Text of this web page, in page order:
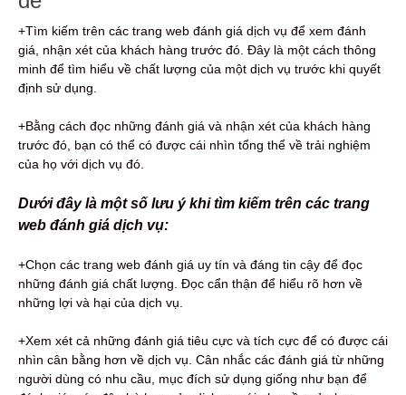
+Tìm kiếm trên các trang web đánh giá dịch vụ để xem đánh
giá, nhận xét của khách hàng trước đó. Đây là một cách thông
minh để tìm hiểu về chất lượng của một dịch vụ trước khi quyết
định sử dụng.
+Bằng cách đọc những đánh giá và nhận xét của khách hàng
trước đó, bạn có thể có được cái nhìn tổng thể về trải nghiệm
của họ với dịch vụ đó.
Dưới đây là một số lưu ý khi tìm kiếm trên các trang
web đánh giá dịch vụ:
+Chọn các trang web đánh giá uy tín và đáng tin cậy để đọc
những đánh giá chất lượng. Đọc cẩn thận để hiểu rõ hơn về
những lợi và hại của dịch vụ.
+Xem xét cả những đánh giá tiêu cực và tích cực để có được cái
nhìn cân bằng hơn về dịch vụ. Cân nhắc các đánh giá từ những
người dùng có nhu cầu, mục đích sử dụng giống như bạn để